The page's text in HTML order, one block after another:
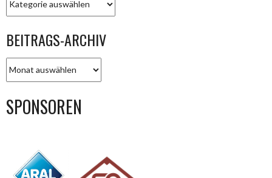
BEITRAGS-ARCHIV
ARCHIV
SPONSOREN